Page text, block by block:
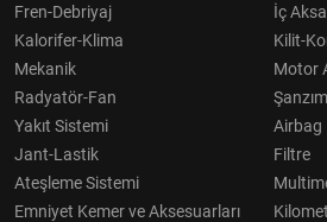
Fren-Debriyaj
İç
Kalorifer-Klima
Kilit-
Mekanik
Motor
Radyatör-Fan
Yakıt Sistemi
Airbag
Jant-Lastik
Filtre
Ateşleme Sistemi
Emniyet Kemer ve Aksesuarları